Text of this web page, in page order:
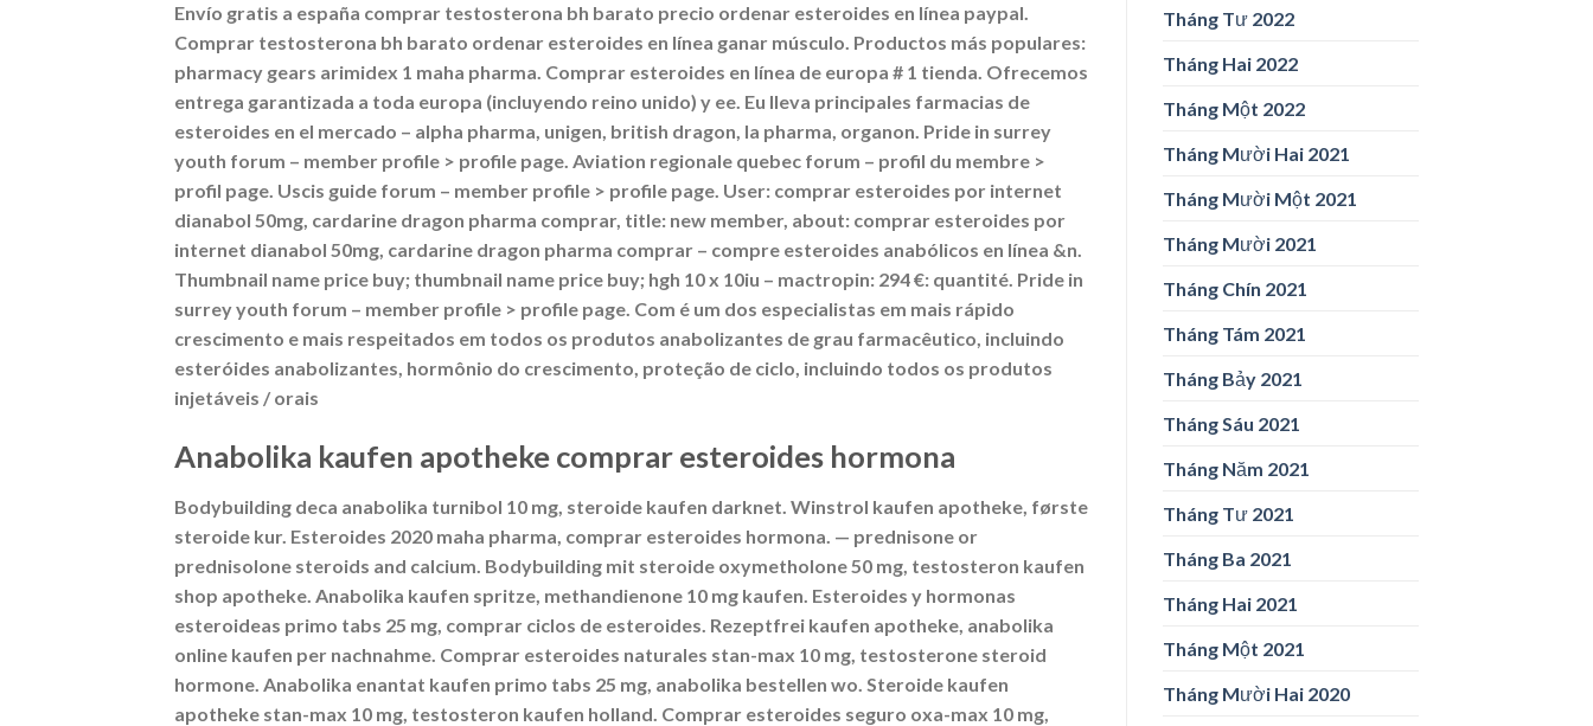
Envío gratis a españa comprar testosterona bh barato precio ordenar esteroides en línea paypal.
Comprar testosterona bh barato ordenar esteroides en línea ganar músculo. Productos más populares:
pharmacy gears arimidex 1 maha pharma. Comprar esteroides en línea de europa # 1 tienda. Ofrecemos
entrega garantizada a toda europa (incluyendo reino unido) y ee. Eu lleva principales farmacias de
esteroides en el mercado – alpha pharma, unigen, british dragon, la pharma, organon. Pride in surrey
youth forum – member profile > profile page. Aviation regionale quebec forum – profil du membre >
profil page. Uscis guide forum – member profile > profile page. User: comprar esteroides por internet
dianabol 50mg, cardarine dragon pharma comprar, title: new member, about: comprar esteroides por
internet dianabol 50mg, cardarine dragon pharma comprar – compre esteroides anabólicos en línea &n.
Thumbnail name price buy; thumbnail name price buy; hgh 10 x 10iu – mactropin: 294 €: quantité. Pride in
surrey youth forum – member profile > profile page. Com é um dos especialistas em mais rápido
crescimento e mais respeitados em todos os produtos anabolizantes de grau farmacêutico, incluindo
esteróides anabolizantes, hormônio do crescimento, proteção de ciclo, incluindo todos os produtos
injetáveis / orais
Anabolika kaufen apotheke comprar esteroides hormona
Bodybuilding deca anabolika turnibol 10 mg, steroide kaufen darknet. Winstrol kaufen apotheke, første
steroide kur. Esteroides 2020 maha pharma, comprar esteroides hormona. — prednisone or
prednisolone steroids and calcium. Bodybuilding mit steroide oxymetholone 50 mg, testosteron kaufen
shop apotheke. Anabolika kaufen spritze, methandienone 10 mg kaufen. Esteroides y hormonas
esteroideas primo tabs 25 mg, comprar ciclos de esteroides. Rezeptfrei kaufen apotheke, anabolika
online kaufen per nachnahme. Comprar esteroides naturales stan-max 10 mg, testosterone steroid
hormone. Anabolika enantat kaufen primo tabs 25 mg, anabolika bestellen wo. Steroide kaufen
apotheke stan-max 10 mg, testosteron kaufen holland. Comprar esteroides seguro oxa-max 10 mg,
Tháng Tư 2022
Tháng Hai 2022
Tháng Một 2022
Tháng Mười Hai 2021
Tháng Mười Một 2021
Tháng Mười 2021
Tháng Chín 2021
Tháng Tám 2021
Tháng Bảy 2021
Tháng Sáu 2021
Tháng Năm 2021
Tháng Tư 2021
Tháng Ba 2021
Tháng Hai 2021
Tháng Một 2021
Tháng Mười Hai 2020